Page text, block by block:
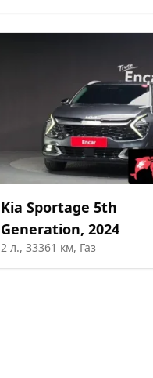
Kia Sportage 5th
Generation, 2024
2 л., 33361 км, Газ